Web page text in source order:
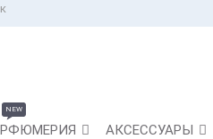
NEW
АКСЕССУАРЫ